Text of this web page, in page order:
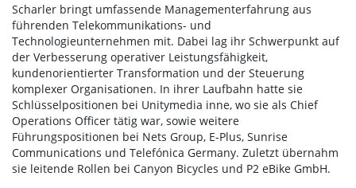
Scharler bringt umfassende Managementerfahrung aus
führenden Telekommunikations- und
Technologieunternehmen mit. Dabei lag ihr Schwerpunkt auf
der Verbesserung operativer Leistungsfähigkeit,
kundenorientierter Transformation und der Steuerung
komplexer Organisationen. In ihrer Laufbahn hatte sie
Schlüsselpositionen bei Unitymedia inne, wo sie als Chief
Operations Officer tätig war, sowie weitere
Führungspositionen bei Nets Group, E-Plus, Sunrise
Communications und Telefónica Germany. Zuletzt übernahm
sie leitende Rollen bei Canyon Bicycles und P2 eBike GmbH.